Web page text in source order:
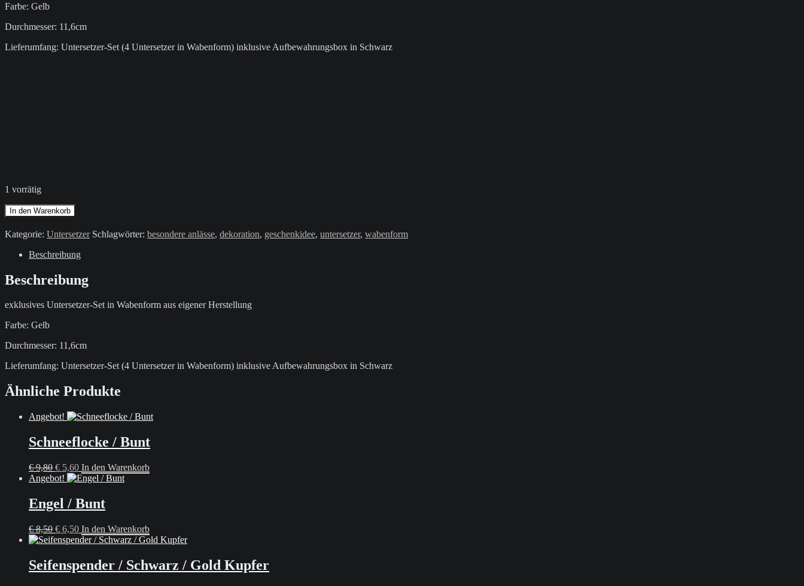
Farbe: Gelb
Durchmesser: 11,6cm
Lieferumfang: Untersetzer-Set (4 Untersetzer in Wabenform) inklusive Aufbewahrungsbox in Schwarz
1 vorrätig
Untersetzer-
Set
in
Wabenform
/
Aufbewahrungsbox
Schwarz
In den Warenkorb
Kategorie: Untersetzer Schlagwörter: besondere anlässe, dekoration, geschenkidee, untersetzer, wabenform
Beschreibung
Beschreibung
exklusives Untersetzer-Set in Wabenform aus eigener Herstellung
Farbe: Gelb
Durchmesser: 11,6cm
Lieferumfang: Untersetzer-Set (4 Untersetzer in Wabenform) inklusive Aufbewahrungsbox in Schwarz
Ähnliche Produkte
Angebot!
Schneeflocke / Bunt
€9,80 Ursprünglicher
Preis
€ 9,80
€ 5,60Aktueller
Preis
€ 5,60.
In den Warenkorb
Angebot!
Engel / Bunt
€8,50 Ursprünglicher
Preis
€ 6,50Aktueller
Preis
€ 6,50.
In den Warenkorb
Seifenspender / Schwarz / Gold Kupfer